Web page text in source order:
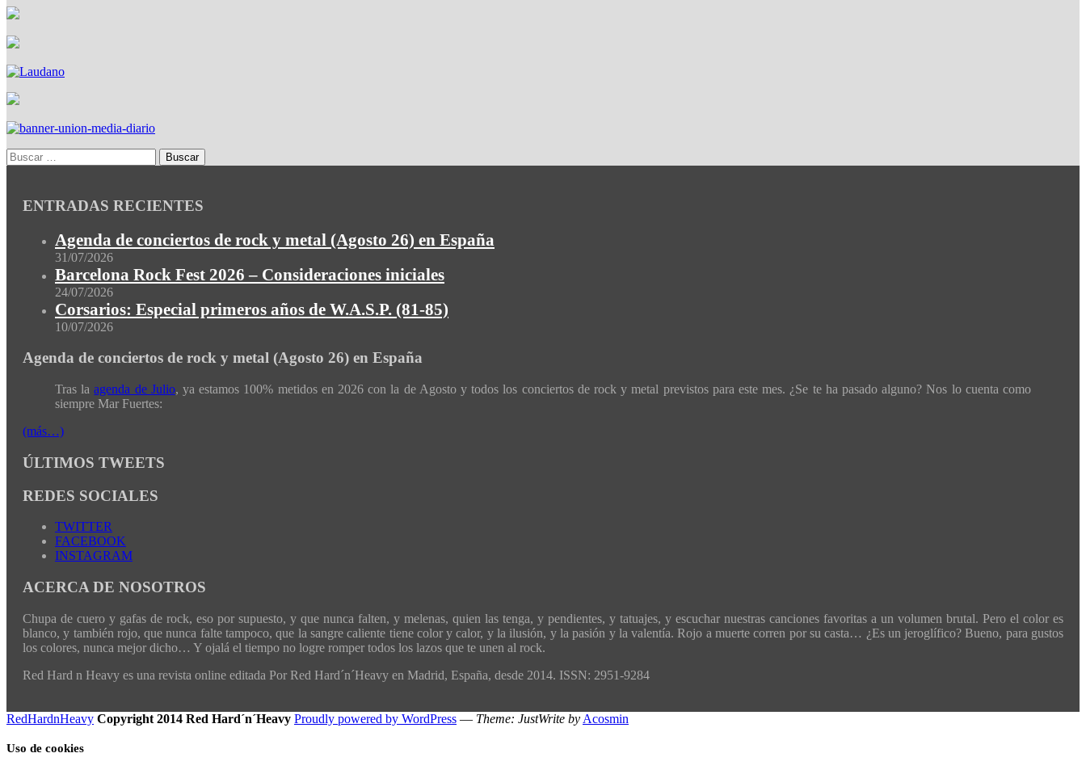
ENTRADAS RECIENTES
Agenda de conciertos de rock y metal (Agosto 26) en España
31/07/2026
Barcelona Rock Fest 2026 – Consideraciones iniciales
24/07/2026
Corsarios: Especial primeros años de W.A.S.P. (81-85)
10/07/2026
Agenda de conciertos de rock y metal (Agosto 26) en España
Tras laagenda de Julio, ya estamos 100% metidos en 2026 con la de Agosto y todos los conciertos de rock y metal previstos para este mes. ¿Se te ha pasado alguno? Nos lo cuenta como
siempre Mar Fuertes:
(más…)
ÚLTIMOS TWEETS
REDES SOCIALES
TWITTER
FACEBOOK
INSTAGRAM
ACERCA DE NOSOTROS
Chupa de cuero y gafas de rock, eso por supuesto, y que nunca falten, y melenas, quien las tenga, y pendientes, y tatuajes, y escuchar nuestras canciones favoritas a un volumen brutal. Pero el color es
blanco, y también rojo, que nunca falte tampoco, que la sangre caliente tiene color y calor, y la ilusión, y la pasión y la valentía. Rojo a muerte corren por su casta… ¿Es un jeroglífico? Bueno, para gustos
los colores, nunca mejor dicho… Y ojalá el tiempo no logre romper todos los lazos que te unen al rock.
Red Hard n Heavy es una revista online editada Por Red Hard´n´Heavy en Madrid, España, desde 2014. ISSN: 2951-9284
RedHardnHeavy Copyright 2014 Red Hard´n´Heavy Proudly powered by WordPress — Theme: JustWrite by Acosmin
Uso de cookies